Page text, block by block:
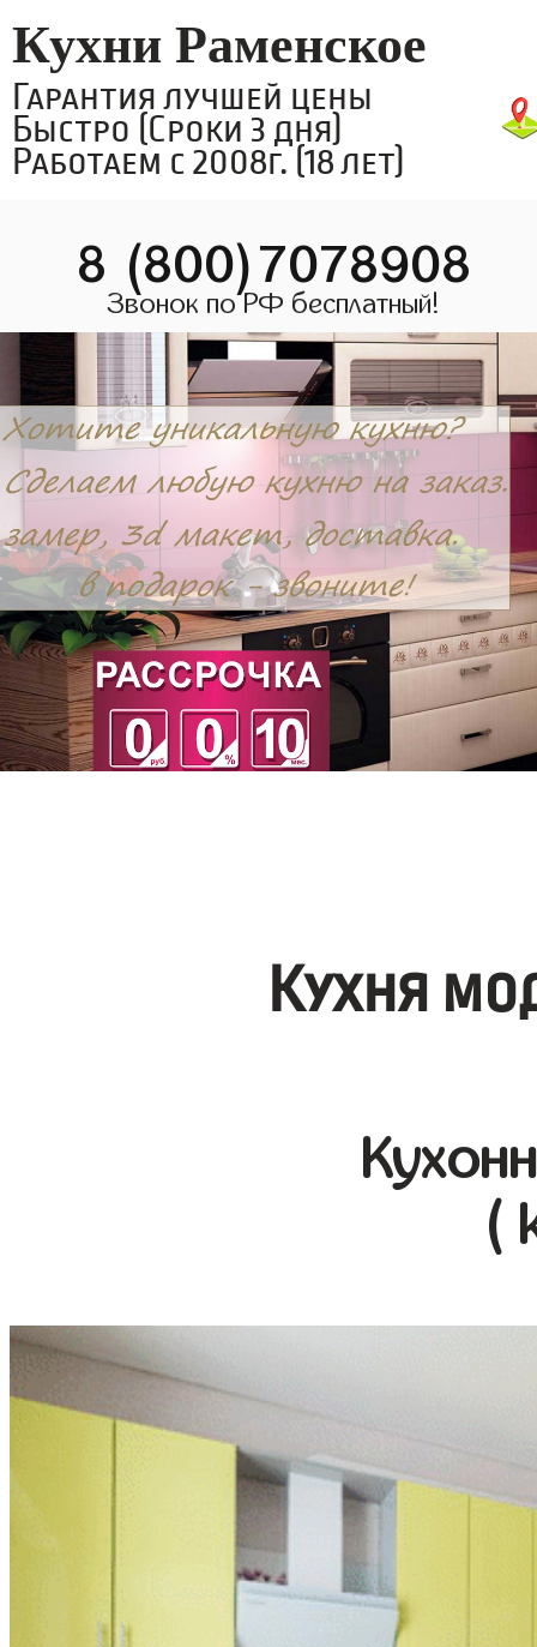
Кухни Раменское
Гарантия лучшей цены
Быстро (Сроки 3 дня)
Работаем с 2008г. (18 лет)
8 (800)7078908
Звонок по РФ бесплатный!
Кухня
(